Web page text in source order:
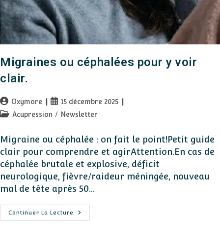
Migraines ou céphalées pour y voir
clair.
Auteur/autrice
de
Oxymore
Publication
publiée :
15 décembre 2025
PostAcupression / Newsletter
Migraine ou céphalée : on fait le point!Petit guide
clair pour comprendre et agirAttention.En cas de
céphalée brutale et explosive, déficit
neurologique, fièvre/raideur méningée, nouveau
mal de tête après 50…
Continuer La Lecture
Migraines
Ou
Pour